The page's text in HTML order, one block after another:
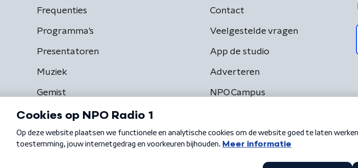
Frequenties
Programma's
Presentatoren
Muziek
Gemist
Contact
Veelgestelde vragen
App de studio
Adverteren
NPO Campus
Algemene voorwaarden Privacybeleid